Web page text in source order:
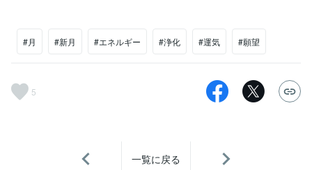
#月 #新月 #エネルギー #浄化 #運気 #願望
5
一覧に戻る